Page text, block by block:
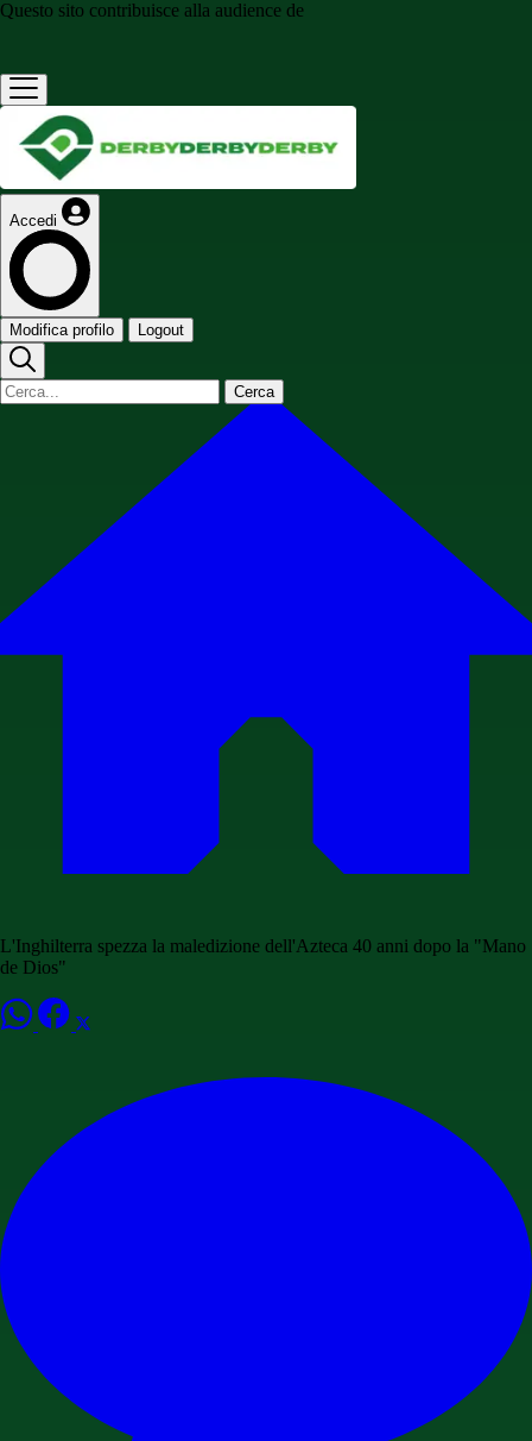
Questo sito contribuisce alla audience de
Accedi
Modifica profilo Logout
Cerca
L'Inghilterra spezza la maledizione dell'Azteca 40 anni dopo la "Mano
de Dios"